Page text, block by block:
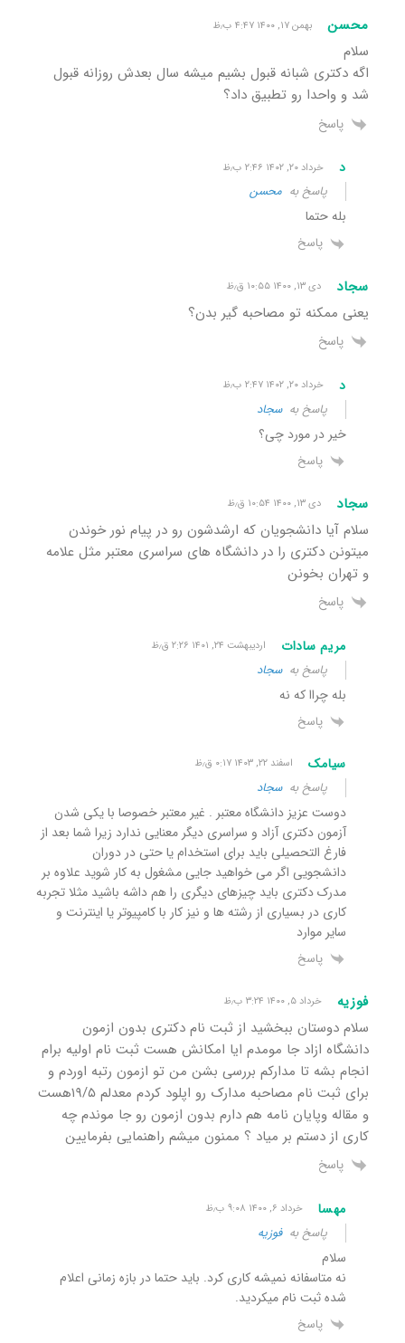
محسن بهمن ۱۷, ۱۴۰۰ ۴:۴۷ ب٫ظ
سلام
اگه دکتری شبانه قبول بشیم میشه سال بعدش روزانه قبول
شد و واحدا رو تطبیق داد؟
پاسخ
د خرداد ۲۰, ۱۴۰۲ ۲:۴۶ ب٫ظ
پاسخ به محسن
بله حتما
پاسخ
سجاد دی ۱۳, ۱۴۰۰ ۱۰:۵۵ ق٫ظ
یعنی ممکنه تو مصاحبه گیر بدن؟
پاسخ
د خرداد ۲۰, ۱۴۰۲ ۲:۴۷ ب٫ظ
پاسخ بهسجاد
خیر در مورد چی؟
پاسخ
سجاد دی ۱۳, ۱۴۰۰ ۱۰:۵۴ ق٫ظ
سلام آیا دانشجویان که ارشدشون رو در پیام نور خوندن
میتونن دکتری را در دانشگاه های سراسری معتبر مثل علامه
و تهران بخونن
پاسخ
مریم سادات اردیبهشت ۲۴, ۱۴۰۱ ۲:۲۶ ق٫ظ
پاسخ بهسجاد
بله چراا که نه
پاسخ
سیامک اسفند ۲۲, ۱۴۰۳ ۰:۱۷ ق٫ظ
پاسخ بهسجاد
دوست عزیز دانشگاه معتبر . غیر معتبر خصوصا با یکی شدن
آزمون دکتری آزاد و سراسری دیگر معنایی ندارد زیرا شما بعد از
فارغ التحصیلی باید برای استخدام یا حتی در دوران
دانشجویی اگر می خواهید جایی مشغول به کار شوید علاوه بر
مدرک دکتری باید چیزهای دیگری را هم داشه باشید مثلا تجربه
کاری در بسیاری از رشته ها و نیز کار با کامپیوتر یا اینترنت و
سایر موارد
پاسخ
فوزیه خرداد ۵, ۱۴۰۰ ۳:۲۴ ب٫ظ
سلام دوستان ببخشید از ثبت نام دکتری بدون ازمون
دانشگاه ازاد جا مومدم ایا امکانش هست ثبت نام اولیه برام
انجام بشه تا مدارکم بررسی بشن من تو ازمون رتبه اوردم و
برای ثبت نام مصاحبه مدارک رو اپلود کردم معدلم ۱۹/۵هست
و مقاله وپایان نامه هم دارم بدون ازمون رو جا موندم چه
کاری از دستم بر میاد ؟ ممنون میشم راهنمایی بفرمایین
پاسخ
مهسا خرداد ۶, ۱۴۰۰ ۹:۰۸ ب٫ظ
پاسخ بهفوزیه
سلام
نه متاسفانه نمیشه کاری کرد. باید حتما در بازه زمانی اعلام
شده ثبت نام میکردید.
پاسخ